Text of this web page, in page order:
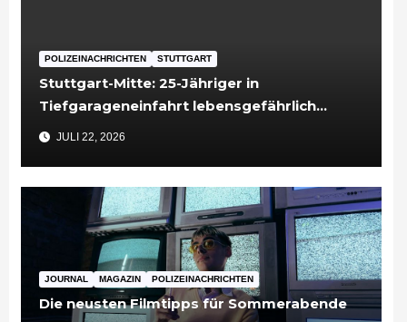
POLIZEINACHRICHTEN STUTTGART
Stuttgart-Mitte: 25-Jähriger in
Tiefgarageneinfahrt lebensgefährlich
verletzt
JULI 22, 2026
JOURNAL MAGAZIN POLIZEINACHRICHTEN
Die neusten Filmtipps für Sommerabende